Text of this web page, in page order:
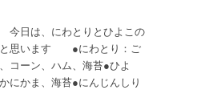
今日は、にわとりとひよこの
と思います ●にわとり：ご
コーン、ハム、海苔●ひよ
にかま、海苔●にんじんしり